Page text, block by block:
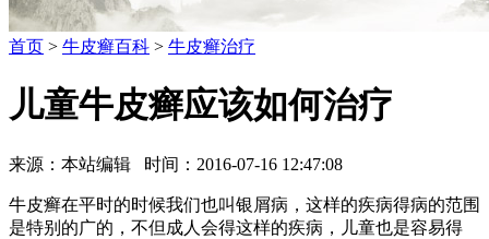
首页 > 牛皮癣百科 > 牛皮癣治疗
儿童牛皮癣应该如何治疗
来源：本站编辑 时间：2016-07-16 12:47:08
牛皮癣在平时的时候我们也叫银屑病，这样的疾病得病的范围
是特别的广的，不但成人会得这样的疾病，儿童也是容易得